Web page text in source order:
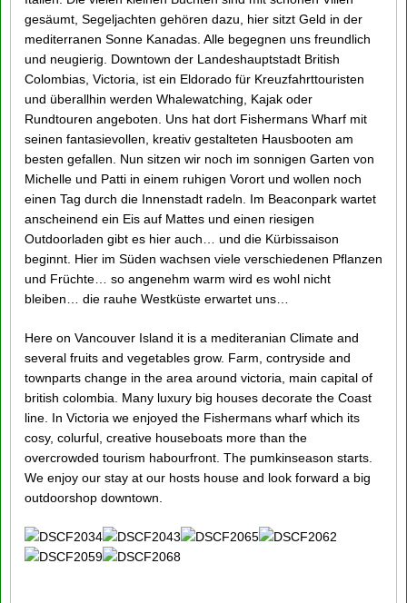
gesäumt, Segeljachten gehören dazu, hier sitzt Geld in der
mediterranen Sonne Kanadas. Alle begegnen uns freundlich
und neugierig. Downtown der Landeshauptstadt British
Colombias, Victoria, ist ein Eldorado für Kreuzfahrttouristen
und überallhin werden Whalewatching, Kajak oder
Rundtouren angeboten. Uns hat dort Fishermans Wharf mit
seinen fantasievollen, kreativ gestalteten Hausbooten am
besten gefallen. Nun sitzen wir noch im sonnigen Garten von
Michelle und Patti in einem ruhigen Vorort und wollen noch
einen Tag durch die Innenstadt radeln. Im Beaconpark wartet
anscheinend ein Eis auf Mattes und einen riesigen
Outdoorladen gibt es hier auch… und die Kürbissaison
beginnt. Hier im Süden wachsen viele verschiedenen Pflanzen
und Früchte… so angenehm warm wird es wohl nicht
bleiben… die rauhe Westküste erwartet uns…
Here on Vancouver Island it is a mediteranian Climate and
several fruits and vegetables grow. Farm, contryside and
townparts change in the area around victoria, main capital of
british colombia. Many luxury big houses decorate the Coast
line. In Victoria we enjoyed the Fishermans wharf which its
cosy, colurful, creative houseboats more than the
overcrowded tourism habourfront. The pumkinseason starts.
We enjoy our stay at our hosts house and look forward a big
outdoorshop downtown.